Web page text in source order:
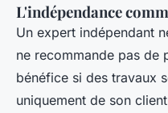
L'indépendance
Un expert indépendant
ne recommande pas de
bénéfice si des travaux
uniquement de son